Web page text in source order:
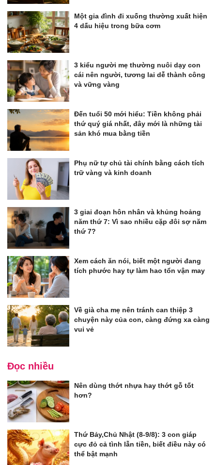
Một gia đình đi xuống thường xuất hiện
4 dấu hiệu trong bữa cơm
3 kiểu người mẹ thường nuôi dạy con
cái nên người, tương lai dễ thành công
và vững vàng
Đến tuổi 50 mới hiểu: Tiền không phải
thứ quý giá nhất, đây mới là những tài
sản khó mua bằng tiền
Phụ nữ tự chủ tài chính bằng cách tích
trữ vàng và kinh doanh
3 giai đoạn hôn nhân và khủng hoảng
năm thứ 7: Vì sao nhiều cặp đôi sợ năm
thứ 7?
Xem cách ăn nói, biết một người đang
tích phước hay tự làm hao tổn vận may
Về già cha mẹ nên tránh can thiệp 3
chuyện này của con, càng đứng xa càng
vui vẻ
Đọc nhiều
Nên dùng thớt nhựa hay thớt gỗ tốt
hơn?
Thứ Bảy,Chủ Nhật (8-9/8): 3 con giáp
cực đỏ cả tình lẫn tiền, biết điều này có
thể bật mạnh